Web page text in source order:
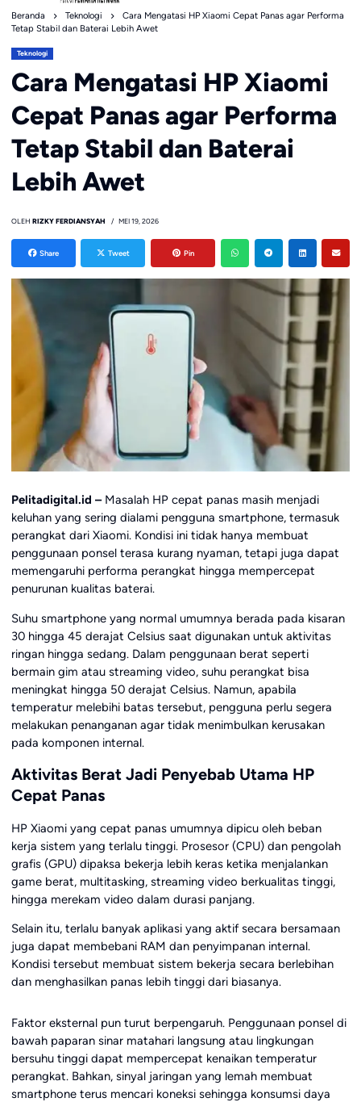
Beranda Teknologi
Cara Mengatasi HP Xiaomi Cepat Panas agar Performa
Tetap Stabil dan Baterai Lebih Awet
Teknologi
Cara Mengatasi HP Xiaomi
Cepat Panas agar Performa
Tetap Stabil dan Baterai
Lebih Awet
OLEH RIZKY FERDIANSYAH MEI 19, 2026
Share Tweet Pin
Pelitadigital.id – Masalah HP cepat panas masih menjadi
keluhan yang sering dialami pengguna smartphone, termasuk
perangkat dari Xiaomi. Kondisi ini tidak hanya membuat
penggunaan ponsel terasa kurang nyaman, tetapi juga dapat
memengaruhi performa perangkat hingga mempercepat
penurunan kualitas baterai.
Suhu smartphone yang normal umumnya berada pada kisaran
30 hingga 45 derajat Celsius saat digunakan untuk aktivitas
ringan hingga sedang. Dalam penggunaan berat seperti
bermain gim atau streaming video, suhu perangkat bisa
meningkat hingga 50 derajat Celsius. Namun, apabila
temperatur melebihi batas tersebut, pengguna perlu segera
melakukan penanganan agar tidak menimbulkan kerusakan
pada komponen internal.
Aktivitas Berat Jadi Penyebab Utama HP
Cepat Panas
HP Xiaomi yang cepat panas umumnya dipicu oleh beban
kerja sistem yang terlalu tinggi. Prosesor (CPU) dan pengolah
grafis (GPU) dipaksa bekerja lebih keras ketika menjalankan
game berat, multitasking, streaming video berkualitas tinggi,
hingga merekam video dalam durasi panjang.
Selain itu, terlalu banyak aplikasi yang aktif secara bersamaan
juga dapat membebani RAM dan penyimpanan internal.
Kondisi tersebut membuat sistem bekerja secara berlebihan
dan menghasilkan panas lebih tinggi dari biasanya.
Faktor eksternal pun turut berpengaruh. Penggunaan ponsel di
bawah paparan sinar matahari langsung atau lingkungan
bersuhu tinggi dapat mempercepat kenaikan temperatur
perangkat. Bahkan, sinyal jaringan yang lemah membuat
smartphone terus mencari koneksi sehingga konsumsi daya